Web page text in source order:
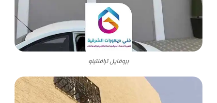
بروفايل ترافنتينو